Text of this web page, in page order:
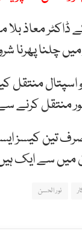
ڈاکٹر معاذ
قبل تین ماہ 30 کلو
تین کیسز
میں سے ایک
نور الحسن